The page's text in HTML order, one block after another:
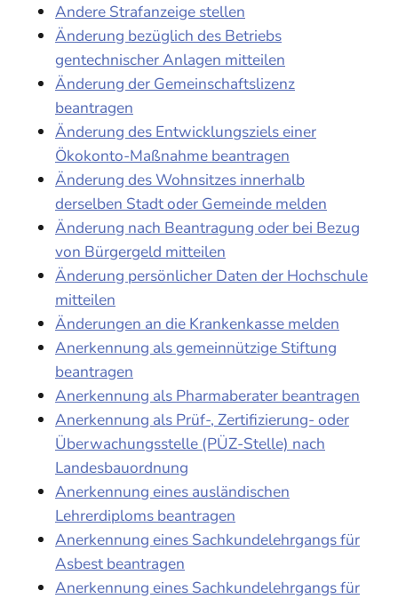
Andere Strafanzeige stellen
Änderung bezüglich des Betriebs
gentechnischer Anlagen mitteilen
Änderung der Gemeinschaftslizenz
beantragen
Änderung des Entwicklungsziels einer
Ökokonto-Maßnahme beantragen
Änderung des Wohnsitzes innerhalb
derselben Stadt oder Gemeinde melden
Änderung nach Beantragung oder bei Bezug
von Bürgergeld mitteilen
Änderung persönlicher Daten der Hochschule
mitteilen
Änderungen an die Krankenkasse melden
Anerkennung als gemeinnützige Stiftung
beantragen
Anerkennung als Pharmaberater beantragen
Anerkennung als Prüf-, Zertifizierung- oder
Überwachungsstelle (PÜZ-Stelle) nach
Landesbauordnung
Anerkennung eines ausländischen
Lehrerdiploms beantragen
Anerkennung eines Sachkundelehrgangs für
Asbest beantragen
Anerkennung eines Sachkundelehrgangs für